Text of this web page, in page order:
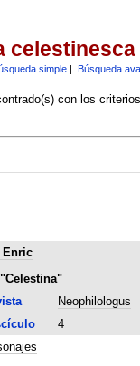
celestinesca
simple| Búsqueda
con los
Enric
Neophilologus
4